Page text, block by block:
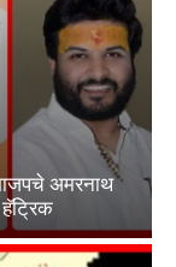
अमरनाथ
हॅट्रिक